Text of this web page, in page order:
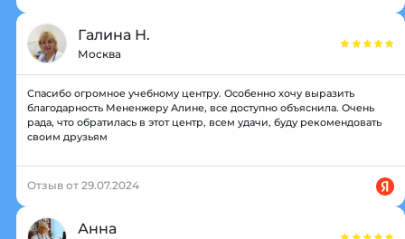
Галина Н.
Москва
Спасибо огромное учебному центру. Особенно хочу выразить
благодарность Мененжеру Алине, все доступно объяснила. Очень
рада, что обратилась в этот центр, всем удачи, буду рекомендовать
своим друзьям
Отзыв от 29.07.2024
Анна